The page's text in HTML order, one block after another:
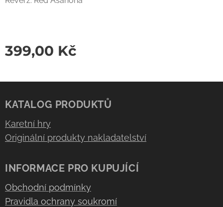
399,00 Kč
KATALOG PRODUKTŮ
Karetní hry
Originální produkty nakladatelství
INFORMACE PRO KUPUJÍCÍ
Obchodní podmínky
Pravidla ochrany soukromí